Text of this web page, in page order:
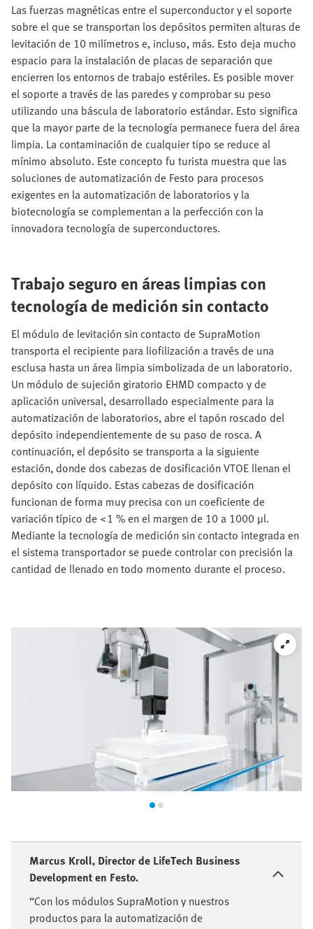
Las fuerzas magnéticas entre el superconductor y el soporte
sobre el que se transportan los depósitos permiten alturas de
levitación de 10 milímetros e, incluso, más. Esto deja mucho
espacio para la instalación de placas de separación que
encierren los entornos de trabajo estériles. Es posible mover
el soporte a través de las paredes y comprobar su peso
utilizando una báscula de laboratorio estándar. Esto significa
que la mayor parte de la tecnología permanece fuera del área
limpia. La contaminación de cualquier tipo se reduce al
mínimo absoluto. Este concepto fu turista muestra que las
soluciones de automatización de Festo para procesos
exigentes en la automatización de laboratorios y la
biotecnología se complementan a la perfección con la
innovadora tecnología de superconductores.
Trabajo seguro en áreas limpias con
tecnología de medición sin contacto
El módulo de levitación sin contacto de SupraMotion
transporta el recipiente para liofilización a través de una
esclusa hasta un área limpia simbolizada de un laboratorio.
Un módulo de sujeción giratorio EHMD compacto y de
aplicación universal, desarrollado especialmente para la
automatización de laboratorios, abre el tapón roscado del
depósito independientemente de su paso de rosca. A
continuación, el depósito se transporta a la siguiente
estación, donde dos cabezas de dosificación VTOE llenan el
depósito con líquido. Estas cabezas de dosificación
funcionan de forma muy precisa con un coeficiente de
variación típico de <1 % en el margen de 10 a 1000 μl.
Mediante la tecnología de medición sin contacto integrada en
el sistema transportador se puede controlar con precisión la
cantidad de llenado en todo momento durante el proceso.
Marcus Kroll, Director de LifeTech Business
Development en Festo.
“Con los módulos SupraMotion y nuestros
productos para la automatización de